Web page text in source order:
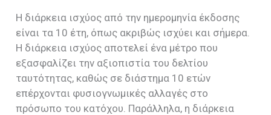
Η διάρκεια ισχύος από την ημερομηνία έκδοσης
είναι τα 10 έτη, όπως ακριβώς ισχύει και σήμερα.
Η διάρκεια ισχύος αποτελεί ένα μέτρο που
εξασφαλίζει την αξιοπιστία του δελτίου
ταυτότητας, καθώς σε διάστημα 10 ετών
επέρχονται φυσιογνωμικές αλλαγές στο
πρόσωπο του κατόχου. Παράλληλα, η διάρκεια